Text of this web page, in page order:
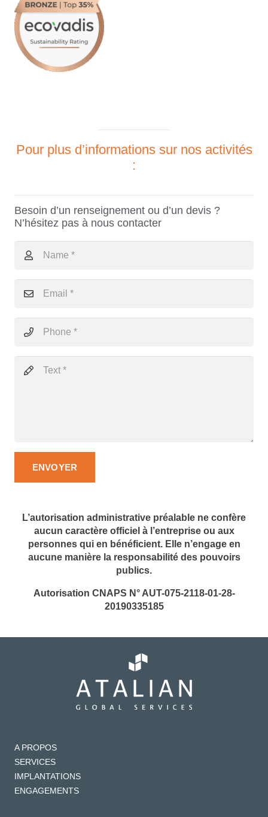
Pour plus d’informations sur nos activités
:
Besoin d’un renseignement ou d’un devis ?
N’hésitez pas à nous contacter
ENVOYER
L’autorisation administrative préalable ne confère
aucun caractère officiel à l’entreprise ou aux
personnes qui en bénéficient. Elle n’engage en
aucune manière la responsabilité des pouvoirs
publics.
Autorisation CNAPS N° AUT-075-2118-01-28-
20190335185
A PROPOS
SERVICES
IMPLANTATIONS
ENGAGEMENTS